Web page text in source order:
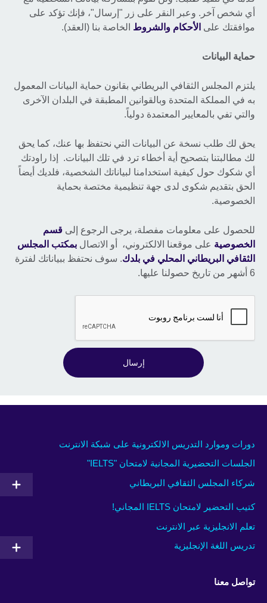
أي شخص آخر. وعبر النقر على زر "إرسال"، فإنك تؤكد على
موافقتك على الأحكام والشروط الخاصة بنا (العقد).
حماية البيانات
يلتزم المجلس الثقافي البريطاني بقانون حماية البيانات المعمول
به في المملكة المتحدة وبالقوانين المطبقة في البلدان الآخرى
والتي تفي بالمعايير المعتمدة دولياً.
يحق لك طلب نسخة عن البيانات التي نحتفظ بها عنك، كما يحق
لك مطالبتنا بتصحيح أية أخطاء ترد في تلك البيانات. إذا راودتك
أي شكوك حول كيفية استخدامنا لبياناتك الشخصية، فلديك أيضاً
الحق بتقديم شكوى لدى جهة تنظيمية مختصة بحماية
الخصوصية.
للحصول على معلومات مفصلة، يرجى الرجوع إلى قسم
الخصوصية على موقعنا الالكتروني، أو الاتصال بمكتب المجلس
الثقافي البريطاني المحلي في بلدك. سوف نحتفظ ببياناتك لفترة
6 أشهر من تاريخ حصولنا عليها.
إرسال
دورات وموارد التدريس الالكترونية على شبكة الانترنت
الجلسات التحضيرية المجانية لامتحان "IELTS"
شركاء المجلس الثقافي البريطاني
كتيب التحضير لامتحان IELTS المجاني!
تعلم الانجليزية عبر الانترنت
تدريس اللغة الإنجليزية
تواصل معنا